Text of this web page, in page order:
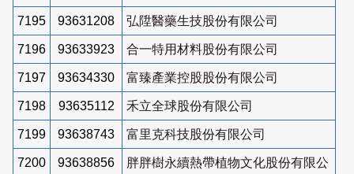
7195 93631208 弘陞醫藥生技股份有限公司
7196 93633923 合一特用材料股份有限公司
7197 93634330 富臻產業控股股份有限公司
7198 93635112 禾立全球股份有限公司
7199 93638743 富里克科技股份有限公司
7200 93638856
胖胖樹永續熱帶植物文化股份有限公